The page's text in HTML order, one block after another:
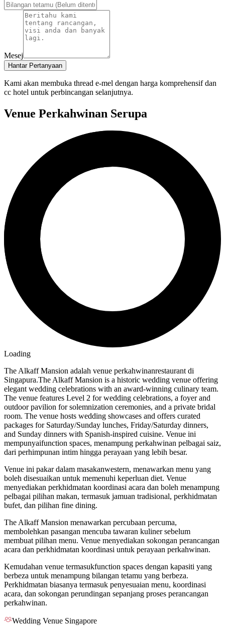
Mesej
Hantar Pertanyaan
Kami akan membuka thread e-mel dengan harga komprehensif dan
cc hotel untuk perbincangan selanjutnya.
Venue Perkahwinan Serupa
Loading
The Alkaff Mansion adalah venue perkahwinanrestaurant di
Singapura.The Alkaff Mansion is a historic wedding venue offering
elegant wedding celebrations with an award-winning culinary team.
The venue features Level 2 for wedding celebrations, a foyer and
outdoor pavilion for solemnization ceremonies, and a private bridal
room. The venue hosts wedding showcases and offers curated
packages for Saturday/Sunday lunches, Friday/Saturday dinners,
and Sunday dinners with Spanish-inspired cuisine. Venue ini
mempunyaifunction spaces, menampung perkahwinan pelbagai saiz,
dari perhimpunan intim hingga perayaan yang lebih besar.
Venue ini pakar dalam masakanwestern, menawarkan menu yang
boleh disesuaikan untuk memenuhi keperluan diet. Venue
menyediakan perkhidmatan koordinasi acara dan boleh menampung
pelbagai pilihan makan, termasuk jamuan tradisional, perkhidmatan
bufet, dan pilihan fine dining.
The Alkaff Mansion menawarkan percubaan percuma,
membolehkan pasangan mencuba tawaran kuliner sebelum
membuat pilihan menu. Venue menyediakan sokongan perancangan
acara dan perkhidmatan koordinasi untuk perayaan perkahwinan.
Kemudahan venue termasukfunction spaces dengan kapasiti yang
berbeza untuk menampung bilangan tetamu yang berbeza.
Perkhidmatan biasanya termasuk penyesuaian menu, koordinasi
acara, dan sokongan perundingan sepanjang proses perancangan
perkahwinan.
Wedding Venue Singapore